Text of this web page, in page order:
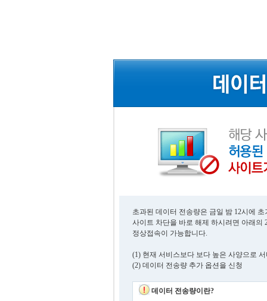
초과된 데이터 전송량은 금일 밤 12시에
사이트 차단을 바로 해제 하시려면 아래의
정상접속이 가능합니다.
(1) 현재 서비스보다 보다 높은 사양으로
(2) 데이터 전송량 추가 옵션을 신청
데이터 전송량이란?